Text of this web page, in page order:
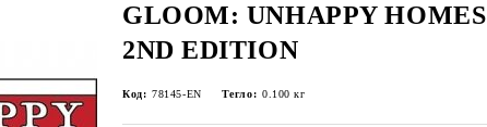
GLOOM: UNHAPPY HOMES
2ND EDITION
Код: 78145-EN Тегло: 0.100 кг